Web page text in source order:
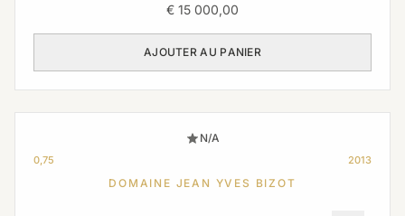
€ 15 000,00
AJOUTER AU PANIER
N/A
0,75 2013
DOMAINE JEAN YVES BIZOT